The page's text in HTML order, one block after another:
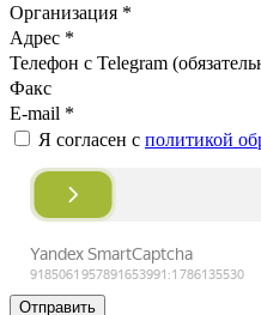
Организация *
Адрес *
Телефон с Telegram
Факс
E-mail *
Я согласен с политикой
Отправить